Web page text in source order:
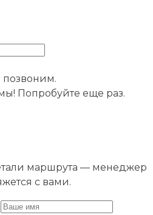
Попробуйте еще раз.
маршрута — менеджер
с вами.